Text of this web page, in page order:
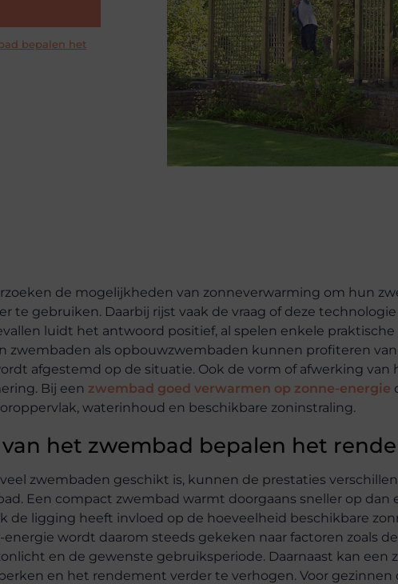
bepalen het
de mogelijkheden van zonneverwarming om hun
te gebruiken. Daarbij rijst vaak de vraag of deze
luidt het antwoord positief, al spelen enkele praktische
zwembaden als opbouwzwembaden kunnen profiteren
afgestemd op de situatie. Ook de vorm of afwerking van
Bij een zwembad goed verwarmen op zonne-energie
waterinhoud en beschikbare zoninstraling.
het zwembad bepalen het
zwembaden geschikt is, kunnen de prestaties
Een compact zwembad warmt doorgaans sneller op dan
de ligging heeft invloed op de hoeveelheid beschikbare
wordt daarom steeds gekeken naar factoren zoals
en de gewenste gebruiksperiode. Daarnaast kan een
en het rendement verder te verhogen. Voor gezinnen